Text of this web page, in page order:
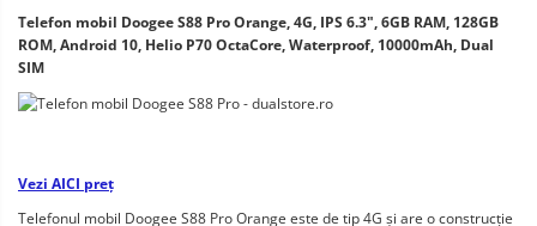
Telefon mobil Doogee S88 Pro Orange, 4G, IPS 6.3", 6GB RAM, 128GB
ROM, Android 10, Helio P70 OctaCore, Waterproof, 10000mAh, Dual
SIM
Vezi AICI preț
Telefonul mobil Doogee S88 Pro Orange este de tip 4G și are o construcție